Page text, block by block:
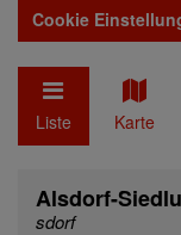
Cookie
Liste Karte
Alsdorf-
sdorf